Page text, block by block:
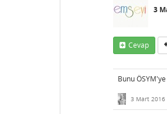
3
Cevap
Bunu
3 Mart 2016